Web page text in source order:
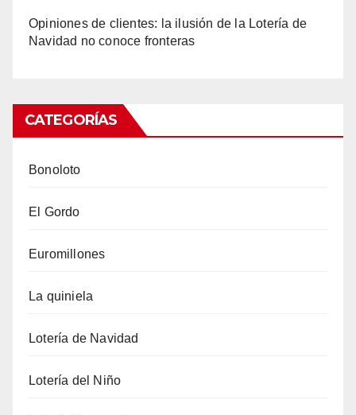
Opiniones de clientes: la ilusión de la Lotería de
Navidad no conoce fronteras
CATEGORÍAS
Bonoloto
El Gordo
Euromillones
La quiniela
Lotería de Navidad
Lotería del Niño